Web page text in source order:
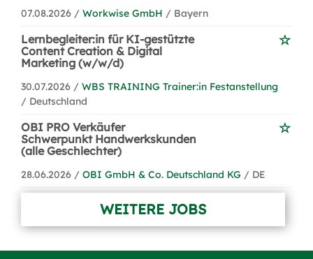
07.08.2026 / Workwise GmbH / Bayern
Lernbegleiter:in für KI-gestützte
Content Creation & Digital
Marketing (w/w/d)
30.07.2026 / WBS TRAINING Trainer:in Festanstellung
/ Deutschland
OBI PRO Verkäufer
Schwerpunkt Handwerkskunden
(alle Geschlechter)
28.06.2026 / OBI GmbH & Co. Deutschland KG / DE
WEITERE JOBS